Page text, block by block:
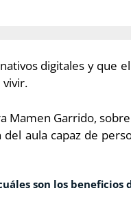
digitales y que
Mamen Garrido,
aula capaz de
son los